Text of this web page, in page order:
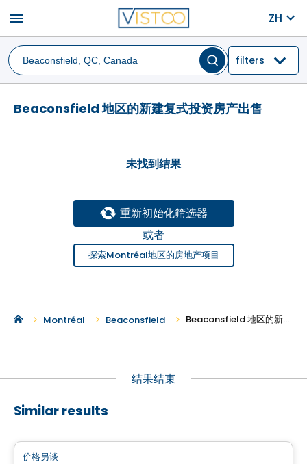
menu ZH
filters
Beaconsfield 地区的新建复式投资房产出售
未找到结果
重新初始化筛选器
或者
探索Montréal地区的房地产项目
Montréal Beaconsfield Beaconsfield 地区的新建复式投资房产出售
结果结束
Similar results
价格另谈